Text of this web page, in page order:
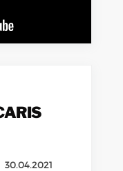
30.04.2021